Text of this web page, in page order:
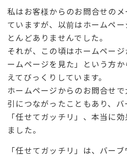
私はお客様からのお問合せの
ていますが、以前はホームペ
とんどありませんでした。
それが、この頃はホームペー
ームページを見た」という方
えてびっくりしています。
ホームページからのお問合せ
引につながったこともあり、
「任せてガッチリ」、本当に
ました。
「任せてガッチリ」は、バー